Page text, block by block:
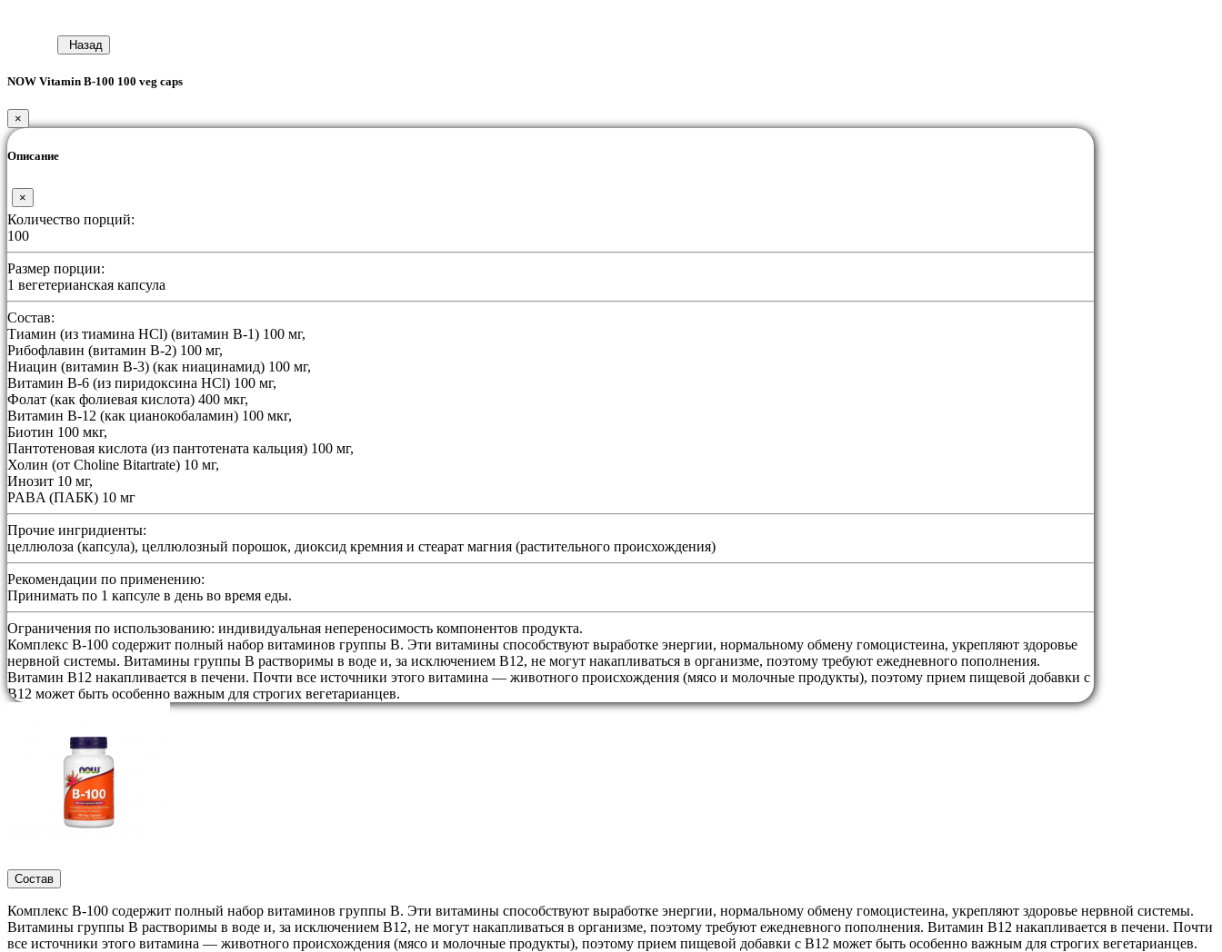
Назад
NOW Vitamin B-100 100 veg caps
×
Описание
×
Количество порций:
100
Размер порции:
1 вегетерианская капсула
Состав:
Тиамин (из тиамина HCl) (витамин B-1) 100 мг,
Рибофлавин (витамин B-2) 100 мг,
Ниацин (витамин B-3) (как ниацинамид) 100 мг,
Витамин В-6 (из пиридоксина HCl) 100 мг,
Фолат (как фолиевая кислота) 400 мкг,
Витамин B-12 (как цианокобаламин) 100 мкг,
Биотин 100 мкг,
Пантотеновая кислота (из пантотената кальция) 100 мг,
Холин (от Choline Bitartrate) 10 мг,
Инозит 10 мг,
PABA (ПАБК) 10 мг
Прочие ингридиенты:
целлюлоза (капсула), целлюлозный порошок, диоксид кремния и стеарат магния (растительного происхождения)
Рекомендации по применению:
Принимать по 1 капсуле в день во время еды.
Ограничения по использованию: индивидуальная непереносимость компонентов продукта.
Комплекс B-100 содержит полный набор витаминов группы B. Эти витамины способствуют выработке энергии, нормальному обмену гомоцистеина, укрепляют здоровье
нервной системы. Витамины группы B растворимы в воде и, за исключением B12, не могут накапливаться в организме, поэтому требуют ежедневного пополнения.
Витамин В12 накапливается в печени. Почти все источники этого витамина — животного происхождения (мясо и молочные продукты), поэтому прием пищевой добавки с
B12 может быть особенно важным для строгих вегетарианцев.
Состав
Комплекс B-100 содержит полный набор витаминов группы B. Эти витамины способствуют выработке энергии, нормальному обмену гомоцистеина, укрепляют здоровье нервной системы.
Витамины группы B растворимы в воде и, за исключением B12, не могут накапливаться в организме, поэтому требуют ежедневного пополнения. Витамин В12 накапливается в печени. Почти
все источники этого витамина — животного происхождения (мясо и молочные продукты), поэтому прием пищевой добавки с B12 может быть особенно важным для строгих вегетарианцев.